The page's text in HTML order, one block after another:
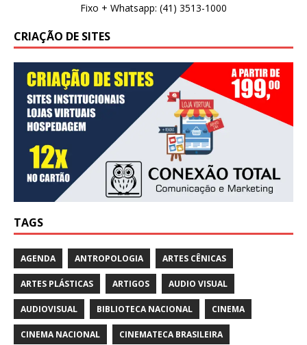
Fixo + Whatsapp: (41) 3513-1000
CRIAÇÃO DE SITES
TAGS
AGENDA ANTROPOLOGIA ARTES CÊNICAS
ARTES PLÁSTICAS ARTIGOS AUDIO VISUAL
AUDIOVISUAL BIBLIOTECA NACIONAL CINEMA
CINEMA NACIONAL CINEMATECA BRASILEIRA